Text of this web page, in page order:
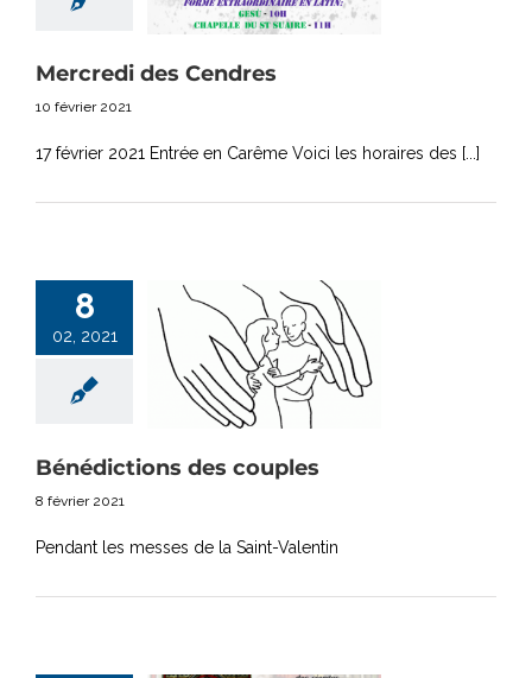
Mercredi des Cendres
10 février 2021
17 février 2021 Entrée en Carême Voici les horaires des [...]
8
02, 2021
Bénédictions des couples
8 février 2021
Pendant les messes de la Saint-Valentin